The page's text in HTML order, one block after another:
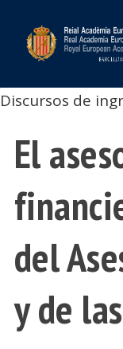
Discursos de
El
del
y de